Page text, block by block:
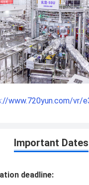
www.720yun.com/vr/
Important Dates
deadline: